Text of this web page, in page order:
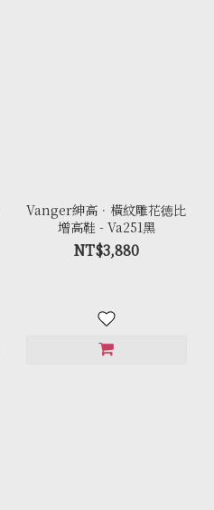
Vanger紳高．橫紋雕花徳比
增高鞋 - Va251黑
NT$3,880